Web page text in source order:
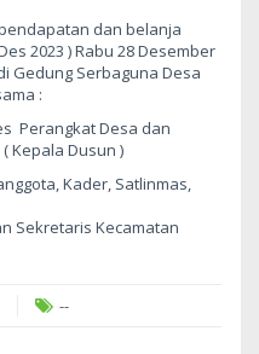
dan belanja
2023 ) Rabu 28 Desember
Gedung Serbaguna Desa
:
Perangkat Desa dan
Kepala Dusun )
Kader, Satlinmas,
Sekretaris Kecamatan
--